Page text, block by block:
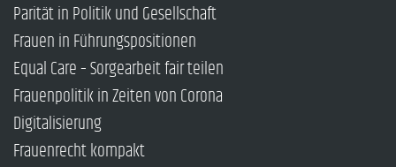
Parität in Politik und Gesellschaft
Frauen in Führungspositionen
Equal Care – Sorgearbeit fair teilen
Frauenpolitik in Zeiten von Corona
Digitalisierung
Frauenrecht kompakt